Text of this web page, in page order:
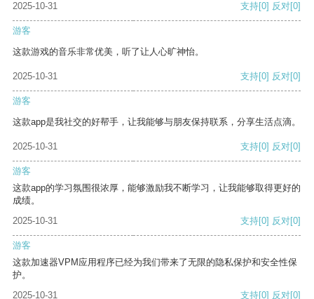
2025-10-31
支持[0] 反对[0]
游客
这款游戏的音乐非常优美，听了让人心旷神怡。
2025-10-31 支持[0] 反对[0]
游客
这款app是我社交的好帮手，让我能够与朋友保持联系，分享生活点滴。
2025-10-31 支持[0] 反对[0]
游客
这款app的学习氛围很浓厚，能够激励我不断学习，让我能够取得更好的
成绩。
2025-10-31
支持[0] 反对[0]
游客
这款加速器VPM应用程序已经为我们带来了无限的隐私保护和安全性保
护。
2025-10-31
支持[0] 反对[0]